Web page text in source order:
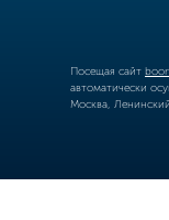
Посещая сайт
автоматически
Москва,